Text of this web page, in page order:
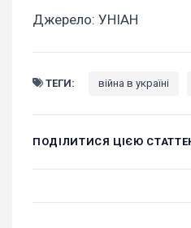
Джерело: УНІАН
ТЕГИ: війна в україні
ПОДІЛИТИСЯ ЦІЄЮ